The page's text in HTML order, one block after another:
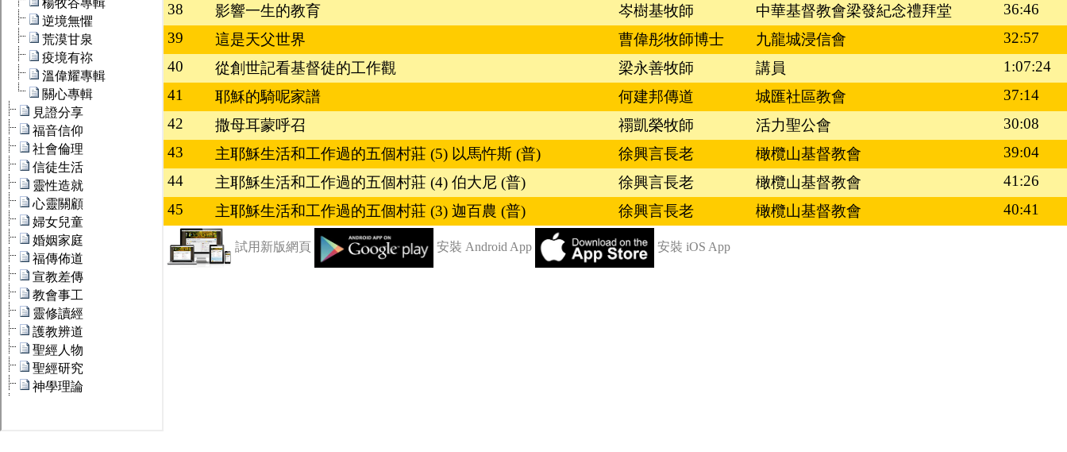
38
影響一生的教育 岑樹基牧師 中華基督教會梁發紀念禮拜堂
36:46
39
這是天父世界 曹偉彤牧師博士 九龍城浸信會
32:57
40
從創世記看基督徒的工作觀 梁永善牧師 講員
1:07:24
41
耶穌的騎呢家譜 何建邦傳道 城匯社區教會
37:14
42
撒母耳蒙呼召 禤凱榮牧師 活力聖公會
30:08
43
主耶穌生活和工作過的五個村莊 (5) 以馬忤斯 (普) 徐興言長老 橄欖山基督教會
39:04
44
主耶穌生活和工作過的五個村莊 (4) 伯大尼 (普) 徐興言長老 橄欖山基督教會
41:26
45
主耶穌生活和工作過的五個村莊 (3) 迦百農 (普) 徐興言長老 橄欖山基督教會 40:41
試用新版網頁 安裝 Android App 安裝 iOS App